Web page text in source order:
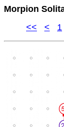
Morpion
<<
< 1